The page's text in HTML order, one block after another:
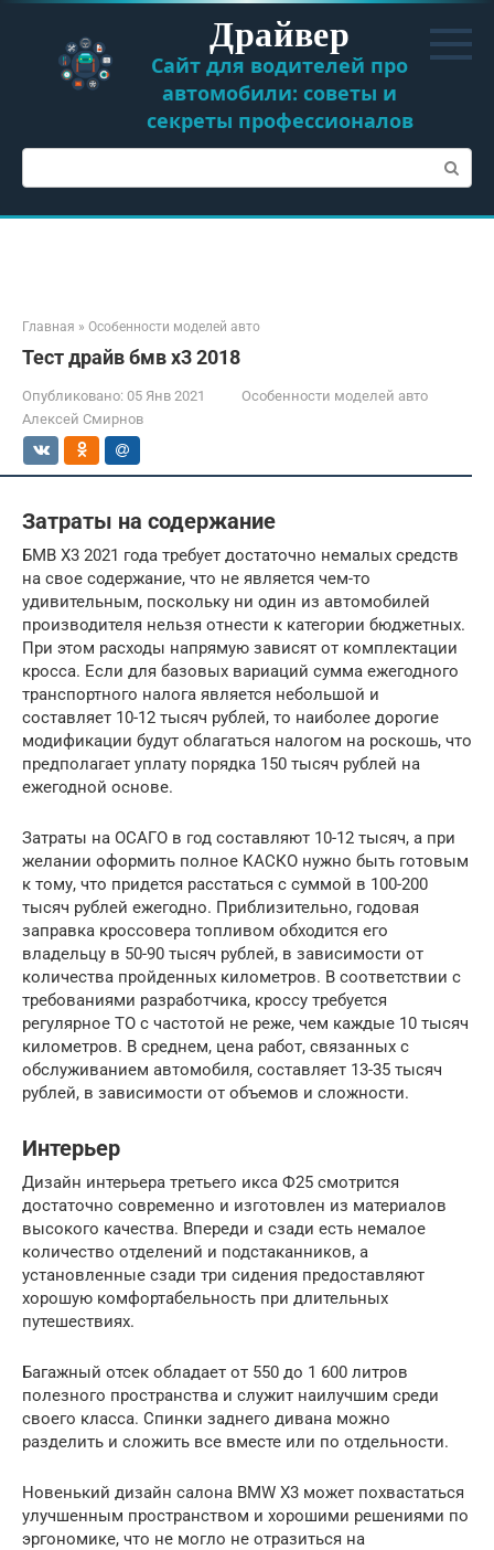
Перейти
контенту
Драйвер
Сайт для водителей про
автомобили: советы и
секреты профессионалов
Поиск:
Главная » Особенности моделей авто
Тест драйв бмв х3 2018
Опубликовано: 05 Янв 2021
Особенности моделей авто
Алексей Смирнов
Затраты на содержание
БМВ Х3 2021 года требует достаточно немалых средств
на свое содержание, что не является чем-то
удивительным, поскольку ни один из автомобилей
производителя нельзя отнести к категории бюджетных.
При этом расходы напрямую зависят от комплектации
кросса. Если для базовых вариаций сумма ежегодного
транспортного налога является небольшой и
составляет 10-12 тысяч рублей, то наиболее дорогие
модификации будут облагаться налогом на роскошь, что
предполагает уплату порядка 150 тысяч рублей на
ежегодной основе.
Затраты на ОСАГО в год составляют 10-12 тысяч, а при
желании оформить полное КАСКО нужно быть готовым
к тому, что придется расстаться с суммой в 100-200
тысяч рублей ежегодно. Приблизительно, годовая
заправка кроссовера топливом обходится его
владельцу в 50-90 тысяч рублей, в зависимости от
количества пройденных километров. В соответствии с
требованиями разработчика, кроссу требуется
регулярное ТО с частотой не реже, чем каждые 10 тысяч
километров. В среднем, цена работ, связанных с
обслуживанием автомобиля, составляет 13-35 тысяч
рублей, в зависимости от объемов и сложности.
Интерьер
Дизайн интерьера третьего икса Ф25 смотрится
достаточно современно и изготовлен из материалов
высокого качества. Впереди и сзади есть немалое
количество отделений и подстаканников, а
установленные сзади три сидения предоставляют
хорошую комфортабельность при длительных
путешествиях.
Багажный отсек обладает от 550 до 1 600 литров
полезного пространства и служит наилучшим среди
своего класса. Спинки заднего дивана можно
разделить и сложить все вместе или по отдельности.
Новенький дизайн салона BMW X3 может похвастаться
улучшенным пространством и хорошими решениями по
эргономике, что не могло не отразиться на